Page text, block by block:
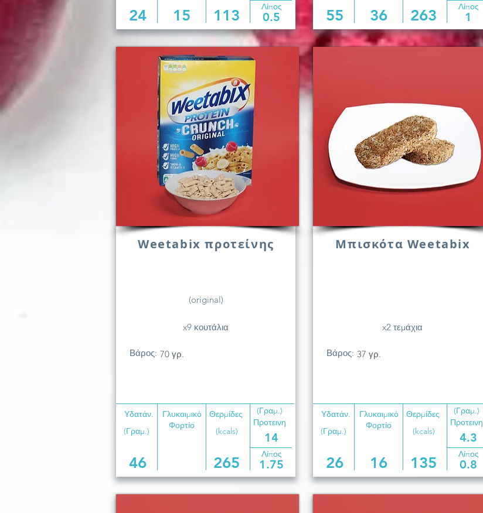
24 15 113 Λίπος
0.5
Weetabix προτείνης
(original)
x9 κουτάλια
Βάρος: 70 γρ.
Υδατάν.
Γλυκαιμικό
Φορτίο
(Γραμ.)
Θερμίδες
(kcals)
Προτεινη
14
(Γραμ.)
46 265 Λίπος
1.75
55 36 263 Λίπος
1
Μπισκότα Weetabix
x2 τεμάχια
Βάρος: 37 γρ.
Υδατάν.
Γλυκαιμικό
Φορτίο
(Γραμ.)
Θερμίδες
(kcals)
Προτεινη
4.3
(Γραμ.)
26 16 135 Λίπος
0.8